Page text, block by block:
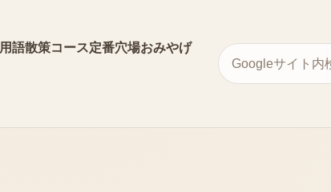
用語散策コース定番穴場おみやげ サイト内検索